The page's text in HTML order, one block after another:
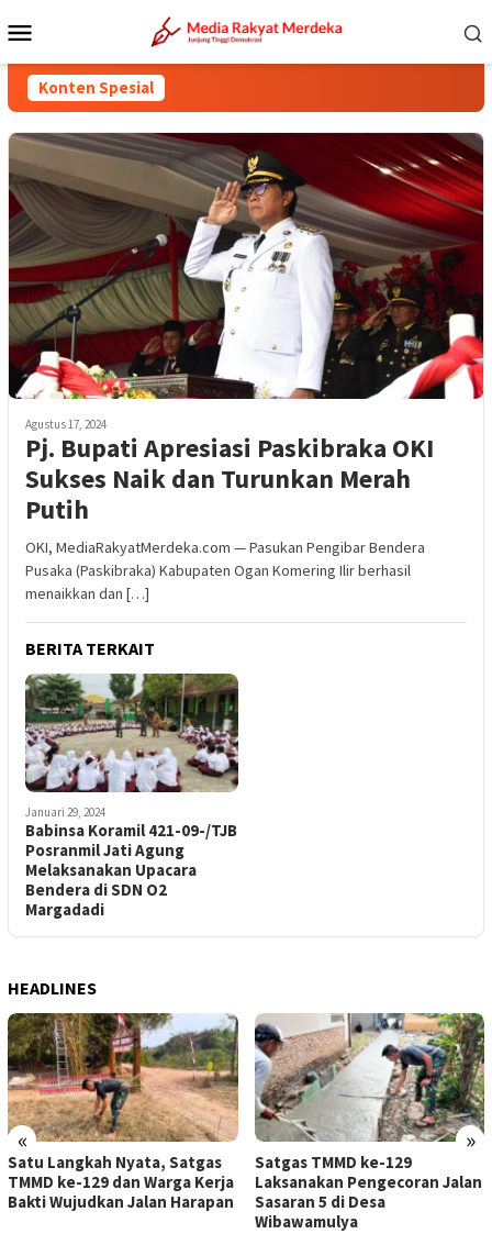
ke
Mobile
Konten Spesial
Agustus 17, 2024
Pj. Bupati Apresiasi Paskibraka OKI
Sukses Naik dan Turunkan Merah
Putih
OKI, MediaRakyatMerdeka.com — Pasukan Pengibar Bendera
Pusaka (Paskibraka) Kabupaten Ogan Komering Ilir berhasil
menaikkan dan […]
BERITA TERKAIT
Januari 29, 2024
Babinsa Koramil 421-09-/TJB
Posranmil Jati Agung
Melaksanakan Upacara
Bendera di SDN O2
Margadadi
HEADLINES
« »
Satu Langkah Nyata, Satgas
TMMD ke-129 dan Warga Kerja
Bakti Wujudkan Jalan Harapan
Satgas TMMD ke-129
Laksanakan Pengecoran Jalan
Sasaran 5 di Desa
Wibawamulya